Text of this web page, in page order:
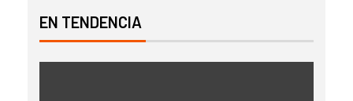
EN TENDENCIA